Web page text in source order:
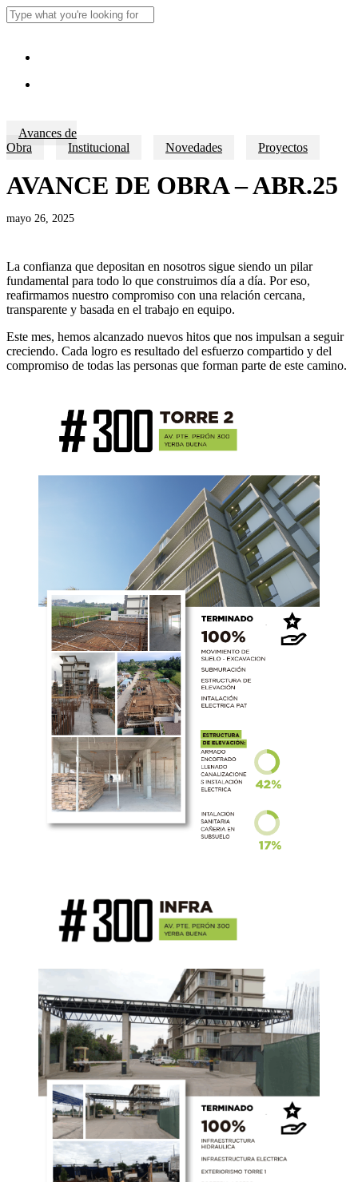
Skip
to
content
Menu
Avances de
Obra
Institucional Novedades Proyectos
AVANCE DE OBRA – ABR.25
mayo 26, 2025
La confianza que depositan en nosotros sigue siendo un pilar
fundamental para todo lo que construimos día a día. Por eso,
reafirmamos nuestro compromiso con una relación cercana,
transparente y basada en el trabajo en equipo.
Este mes, hemos alcanzado nuevos hitos que nos impulsan a seguir
creciendo. Cada logro es resultado del esfuerzo compartido y del
compromiso de todas las personas que forman parte de este camino.